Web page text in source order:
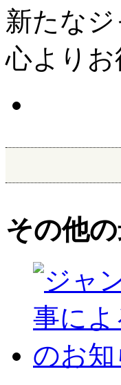
新たな
心より
その他